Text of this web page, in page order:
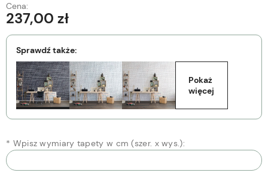
Cena:
237,00 zł
Sprawdź także:
Pokaż
więcej
* Wpisz wymiary tapety w cm (szer. x wys.):